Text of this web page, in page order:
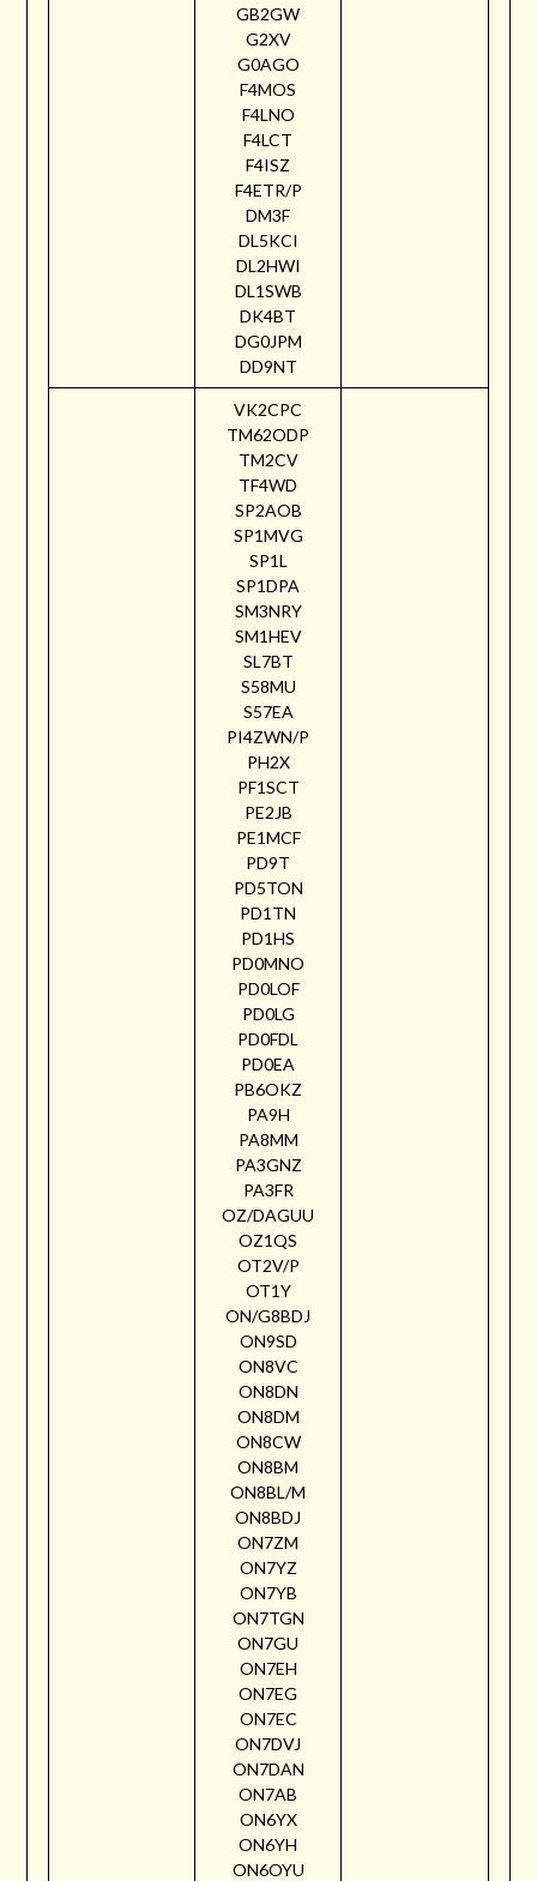
GB2GW
G2XV
G0AGO
F4MOS
F4LNO
F4LCT
F4ISZ
F4ETR/P
DM3F
DL5KCI
DL2HWI
DL1SWB
DK4BT
DG0JPM
DD9NT
VK2CPC
TM62ODP
TM2CV
TF4WD
SP2AOB
SP1MVG
SP1L
SP1DPA
SM3NRY
SM1HEV
SL7BT
S58MU
S57EA
PI4ZWN/P
PH2X
PF1SCT
PE2JB
PE1MCF
PD9T
PD5TON
PD1TN
PD1HS
PD0MNO
PD0LOF
PD0LG
PD0FDL
PD0EA
PB6OKZ
PA9H
PA8MM
PA3GNZ
PA3FR
OZ/DAGUU
OZ1QS
OT2V/P
OT1Y
ON/G8BDJ
ON9SD
ON8VC
ON8DN
ON8DM
ON8CW
ON8BM
ON8BL/M
ON8BDJ
ON7ZM
ON7YZ
ON7YB
ON7TGN
ON7GU
ON7EH
ON7EG
ON7EC
ON7DVJ
ON7DAN
ON7AB
ON6YX
ON6YH
ON6OYU